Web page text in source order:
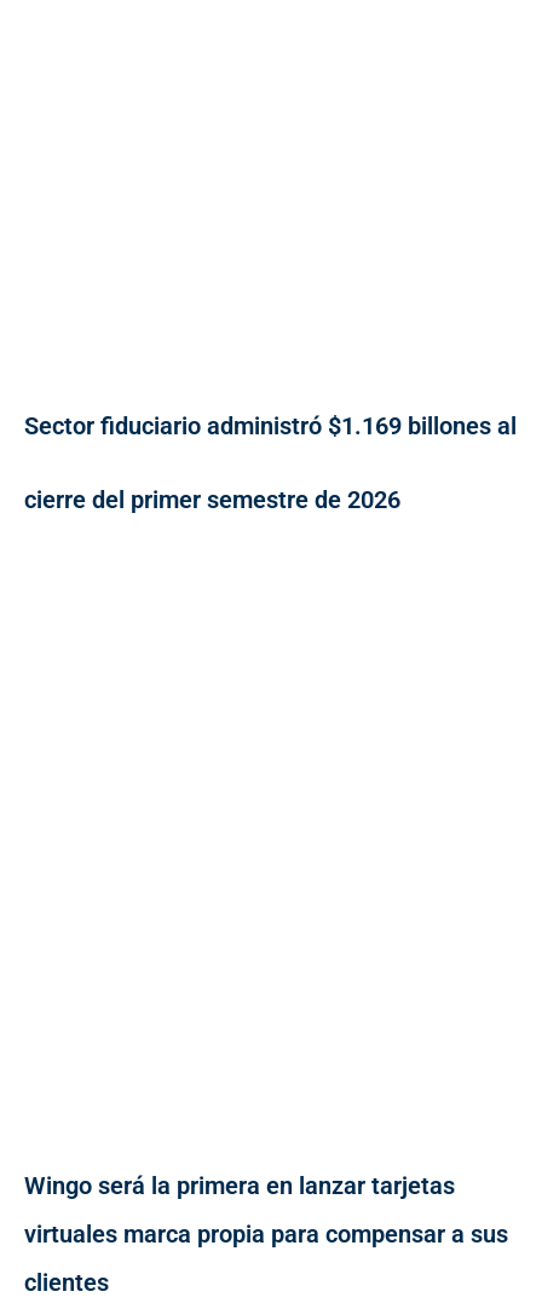
Sector fiduciario administró $1.169 billones al
cierre del primer semestre de 2026
Wingo será la primera en lanzar tarjetas
virtuales marca propia para compensar a sus
clientes